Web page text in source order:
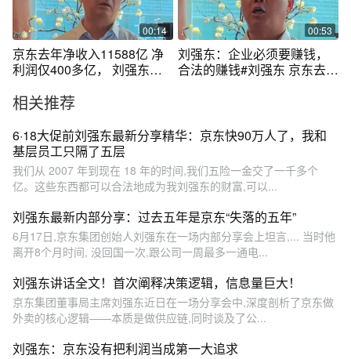
00:14
京东去年净收入11588亿 净
利润仅400多亿， 刘强东：
五险一金“这些本可以成为我
的财富 但京东没做过！” “企
业必须要赚钱 要合法地赚
钱！” #刘强东 #京东 #五险一
金
00:53
刘强东：企业必须要赚钱，
合法的赚钱#刘强东 京东去年
业家 #责任与担当
相关推荐
6·18大促前刘强东最新分享精华：京东快90万人了，我和
基层员工只隔了五层
我们从 2007 年到现在 18 年的时间,我们五险一金交了一千多个
亿。这些东西都可以合法地成为我刘强东的财富,可以...
刘强东最新内部分享：过去五年是京东“失落的五年”
6月17日,京东集团创始人刘强东在一场内部分享会上坦言,... 当时他
离开8个月时间, 没回国一次,跟公司一周最多一通电...
刘强东讲话全文！首次阐释决策逻辑，信息量巨大！
京东集团董事局主席刘强东近日在一场分享会中,深度剖析了京东做
外卖的核心逻辑——本质是做供应链,同时谈及了公...
刘强东：京东没有把利润当成第一大追求